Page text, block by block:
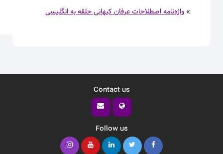
» واژه‌نامه اصطلاحات عرفان کیهانی حلقه به انگلیسی
Contact us
Follow us